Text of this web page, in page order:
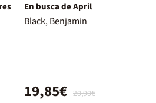
En busca de April
Black, Benjamin
20,90€
19,85€